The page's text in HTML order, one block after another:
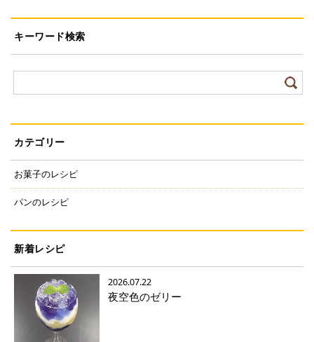
キーワード検索
カテゴリー
お菓子のレシピ
パンのレシピ
新着レシピ
2026.07.22
夜空色のゼリー